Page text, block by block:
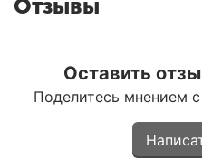
Отзывы
Оставить
Поделитесь мнением